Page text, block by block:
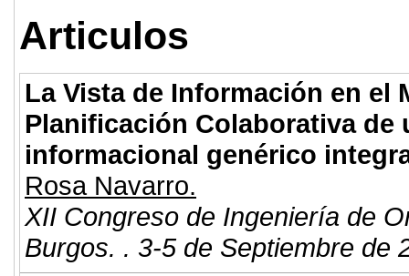
Articulos
La Vista de Información en el
Planificación Colaborativa de
informacional genérico
Rosa Navarro.
XII Congreso de Ingeniería de
Burgos. . 3-5 de Septiembre de